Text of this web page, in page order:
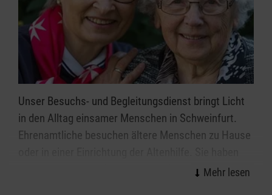
Unser Besuchs- und Begleitungsdienst bringt Licht
in den Alltag einsamer Menschen in Schweinfurt.
Ehrenamtliche besuchen ältere Menschen zu Hause